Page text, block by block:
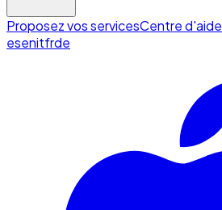
Proposez vos servicesCentre d'aide
esenitfrde